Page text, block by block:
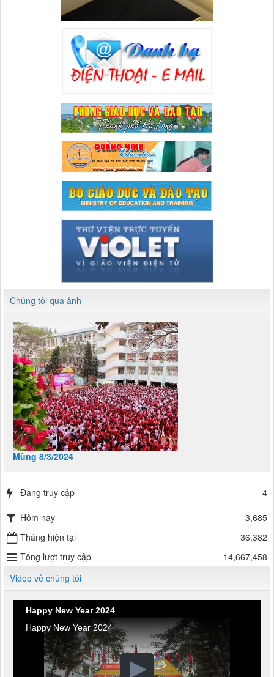
Chúng tôi qua ảnh
Mùng 8/3/2024
Đang truy cập 4
Hôm nay
3,685
Tháng hiện tại
36,382
Tổng lượt truy cập
14,667,458
Video về chúng tôi
Happy New Year 2024
Happy New Year 2024